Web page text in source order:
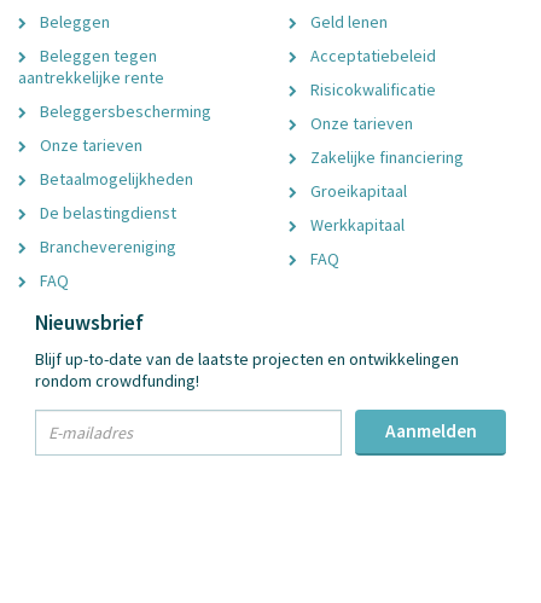
Beleggen
Beleggen tegen
aantrekkelijke rente
Beleggersbescherming
Onze tarieven
Betaalmogelijkheden
De belastingdienst
Branchevereniging
FAQ
Geld lenen
Acceptatiebeleid
Risicokwalificatie
Onze tarieven
Zakelijke financiering
Groeikapitaal
Werkkapitaal
FAQ
Nieuwsbrief
Blijf up-to-date van de laatste projecten en ontwikkelingen
rondom crowdfunding!
Email
Aanmelden